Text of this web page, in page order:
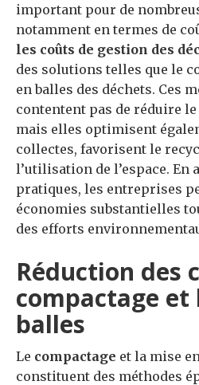
important pour de
notamment en termes de
les coûts de gestion des
des solutions telles que le
en balles des déchets. Ces
contentent pas de réduire
mais elles optimisent
collectes, favorisent le
l’utilisation de l’espace. En
pratiques, les entreprises
économies substantielles
des efforts
Réduction des
compactage et
balles
Le compactage et la mise
constituent des méthodes